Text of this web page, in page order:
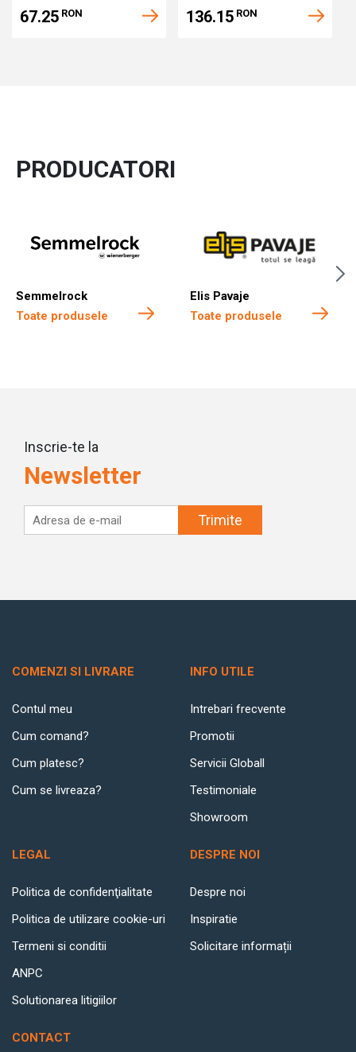
67.25 RON 136.15 RON
PRODUCATORI
Semmelrock
Toate produsele
Elis Pavaje
Toate produsele
Inscrie-te la
Newsletter
Trimite
COMENZI SI LIVRARE
Contul meu
Cum comand?
Cum platesc?
Cum se livreaza?
INFO UTILE
Intrebari frecvente
Promotii
Servicii Globall
Testimoniale
Showroom
LEGAL
Politica de confidenţialitate
Politica de utilizare cookie-uri
Termeni si conditii
ANPC
Solutionarea litigiilor
DESPRE NOI
Despre noi
Inspiratie
Solicitare informații
CONTACT